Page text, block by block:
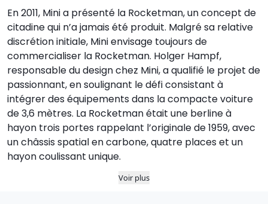
En 2011, Mini a présenté la Rocketman, un concept de
citadine qui n’a jamais été produit. Malgré sa relative
discrétion initiale, Mini envisage toujours de
commercialiser la Rocketman. Holger Hampf,
responsable du design chez Mini, a qualifié le projet de
passionnant, en soulignant le défi consistant à
intégrer des équipements dans la compacte voiture
de 3,6 mètres. La Rocketman était une berline à
hayon trois portes rappelant l’originale de 1959, avec
un châssis spatial en carbone, quatre places et un
hayon coulissant unique.
Voir plus